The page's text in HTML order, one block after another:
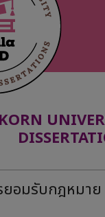
ยอมรับกฎหมาย